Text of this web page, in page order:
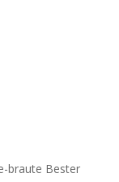
braute Bester